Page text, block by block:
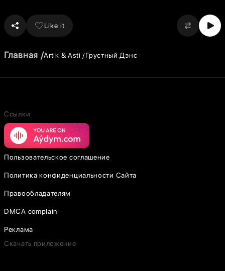
Like it
Главная Artik & Asti Грустный Дэнс
Ссылки
Пользовательское соглашение
Политика конфиденциальности Сайта
Правообладателям
DMCA complain
Реклама
Скачать приложение